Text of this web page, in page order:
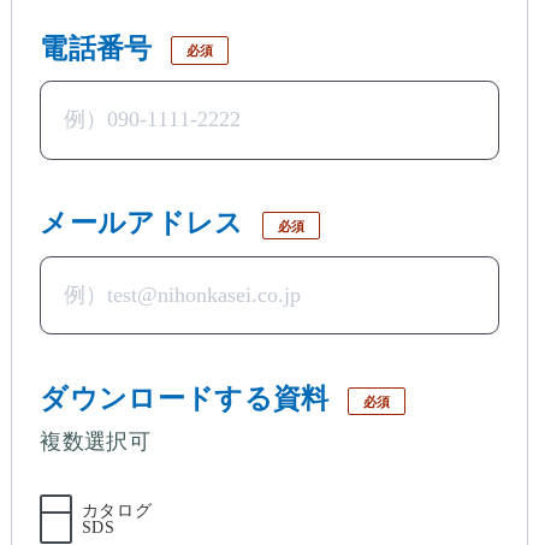
電話番号 必須
メールアドレス 必須
ダウンロードする資料 必須
複数選択可
カタログ
SDS